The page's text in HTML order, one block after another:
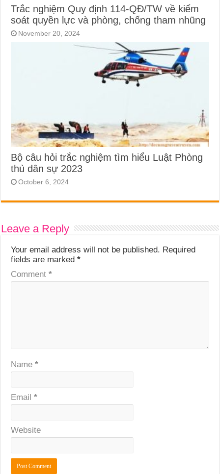
Trắc nghiệm Quy định 114-QĐ/TW về kiểm
soát quyền lực và phòng, chống tham nhũng
November 20, 2024
Bộ câu hỏi trắc nghiệm tìm hiểu Luật Phòng
thủ dân sự 2023
October 6, 2024
Leave a Reply
Your email address will not be published. Required
fields are marked*
Comment*
Name*
Email*
Website